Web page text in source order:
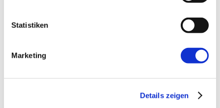
Statistiken
Marketing
Details zeigen
Datenbank-Tabelle zu Queries & Mutations